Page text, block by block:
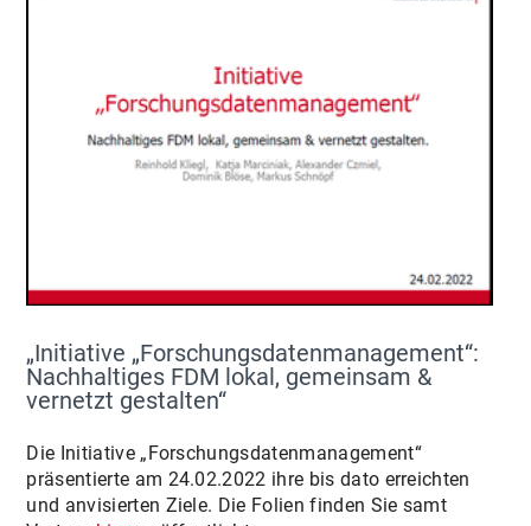
„Initiative „Forschungsdatenmanagement“:
Nachhaltiges FDM lokal, gemeinsam &
vernetzt gestalten“
Die Initiative „Forschungsdatenmanagement“
präsentierte am 24.02.2022 ihre bis dato erreichten
und anvisierten Ziele. Die Folien finden Sie samt